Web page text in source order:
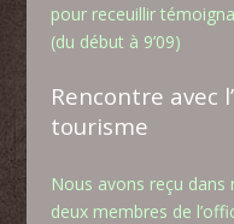
pour receuillir
(du début à 9’09)
Rencontre avec
tourisme
Nous avons reçu
deux membres de